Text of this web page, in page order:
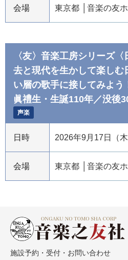
会場 東京都 音楽の友
〈友〉音楽工房シリーズ
去と現代を生かして楽しむ
い層の歌手に接してみよ
眞禮生・生誕110年／没後
声楽
日時 2026年9月17日（
会場 東京都 音楽の友
施設予約・受付・お問い合わせ